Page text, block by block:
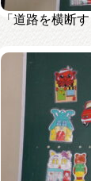
「道路を横断